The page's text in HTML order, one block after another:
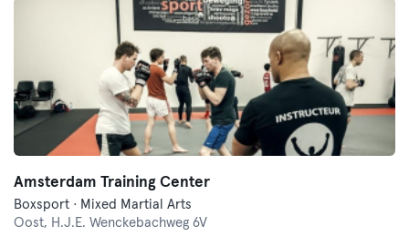
Amsterdam Training Center
Boxsport · Mixed Martial Arts
Oost, H.J.E. Wenckebachweg 6V